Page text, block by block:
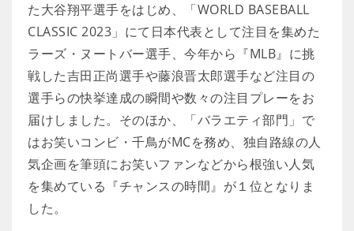
た大谷翔平選手をはじめ、「WORLD BASEBALL
CLASSIC 2023」にて日本代表として注目を集めた
ラーズ・ヌートバー選手、今年から『MLB』に挑
戦した吉田正尚選手や藤浪晋太郎選手など注目の
選手らの快挙達成の瞬間や数々の注目プレーをお
届けしました。そのほか、「バラエティ部門」で
はお笑いコンビ・千鳥がMCを務め、独自路線の人
気企画を筆頭にお笑いファンなどから根強い人気
を集めている『チャンスの時間』が１位となりま
した。